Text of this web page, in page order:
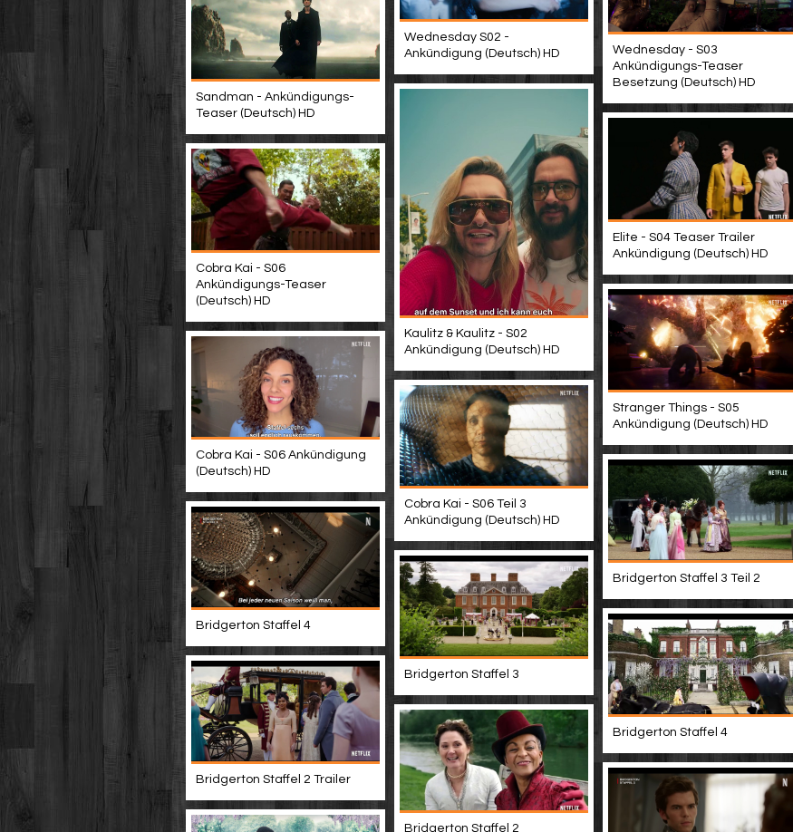
Wednesday S02 -
Ankündigung (Deutsch) HD
Wednesday - S03
Ankündigungs-Teaser
Besetzung (Deutsch) HD
Sandman - Ankündigungs-
Teaser (Deutsch) HD
Kaulitz & Kaulitz - S02
Ankündigung (Deutsch) HD
Elite - S04 Teaser Trailer
Ankündigung (Deutsch) HD
Cobra Kai - S06
Ankündigungs-Teaser
(Deutsch) HD
Stranger Things - S05
Ankündigung (Deutsch) HD
Cobra Kai - S06 Ankündigung
(Deutsch) HD
Cobra Kai - S06 Teil 3
Ankündigung (Deutsch) HD
Bridgerton Staffel 3 Teil 2
Bridgerton Staffel 4
Bridgerton Staffel 3
Bridgerton Staffel 4
Bridgerton Staffel 2 Trailer
Bridgerton Staffel 2